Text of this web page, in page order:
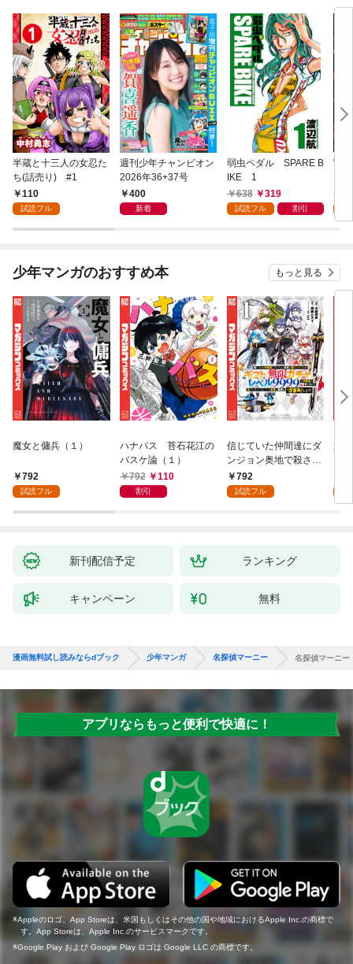
半蔵と十三人の女忍た
ち(話売り) #1
110
試読フル
週刊少年チャンピオン
2026年36+37号
400
新着
弱虫ペダル SPARE B
IKE 1
638
319
試読フル 割引
少年マンガのおすすめ本 もっと見る
魔女と傭兵（１）
792
試読フル
ハナバス 苔石花江の
バスケ論（１）
792
110
割引
信じていた仲間達にダ
ンジョン奥地で殺され
かけたがギフト『無限
ガチャ』でレベル９９
（１）
792
試読フル
追
強
～
新刊配信予定 ランキング
キャンペーン 無料
漫画無料試し読みならdブック 少年マンガ 名探偵マーニー 名探偵マーニ
アプリならもっと便利で快適に！
Appleのロゴ、App Storeは、米国もしくはその他の国や地域におけるApple Inc.の商標で
す。App Storeは、Apple Inc.のサービスマークです。
Google Play および Google Play ロゴは Google LLC の商標です。